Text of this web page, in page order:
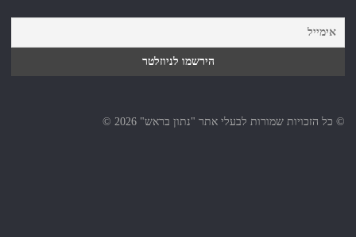
© כל הזכויות שמורות לבעלי אתר "נתון בראש" 2026 ©